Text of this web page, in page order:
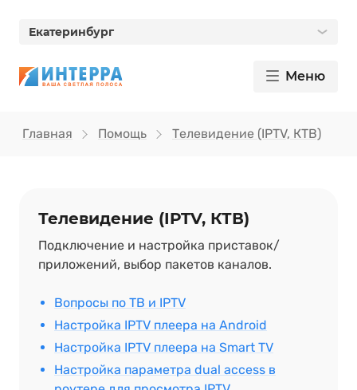
Екатеринбург
Меню
Главная Помощь Телевидение (IPTV, КТВ)
Телевидение (IPTV, КТВ)
Подключение и настройка приставок/
приложений, выбор пакетов каналов.
Вопросы по ТВ и IPTV
Настройка IPTV плеера на Android
Настройка IPTV плеера на Smart TV
Настройка параметра dual access в